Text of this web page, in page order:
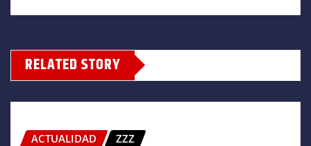
RELATED STORY
ACTUALIDAD ZZZ